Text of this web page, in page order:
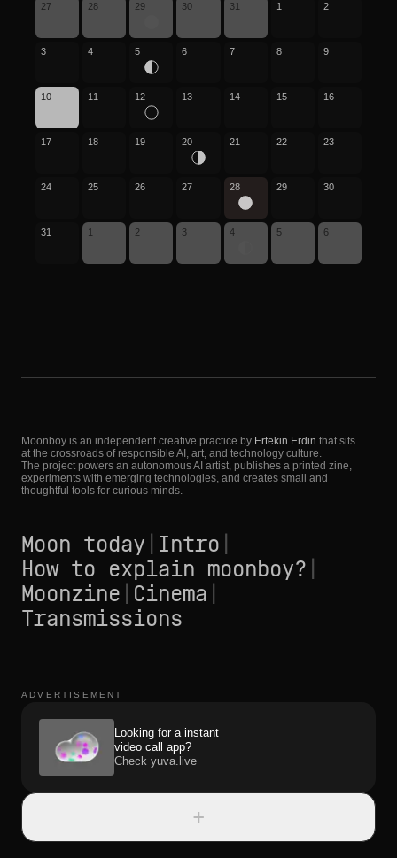
27 28 29 30 31 1 2
3 4 5 6 7 8 9
10 11 12 13 14 15 16
17 18 19 20 21 22 23
24 25 26 27 28 29 30
31 1 2 3 4 5 6
Moonboy is an independent creative practice by Ertekin Erdin that sits
at the crossroads of responsible AI, art, and technology culture.
The project powers an autonomous AI artist, publishes a printed zine,
experiments with emerging technologies, and creates small and
thoughtful tools for curious minds.
Moon today Intro
How to explain moonboy?
Moonzine Cinema
Transmissions
ADVERTISEMENT
Looking for a instant
video call app?
Check yuva.live
+